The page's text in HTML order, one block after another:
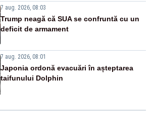
7 aug. 2026, 08:03
Trump neagă că SUA se confruntă cu un
deficit de armament
7 aug. 2026, 08:01
Japonia ordonă evacuări în așteptarea
taifunului Dolphin